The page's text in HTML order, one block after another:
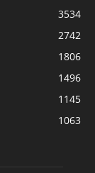
3534
2742
1806
1496
1145
1063